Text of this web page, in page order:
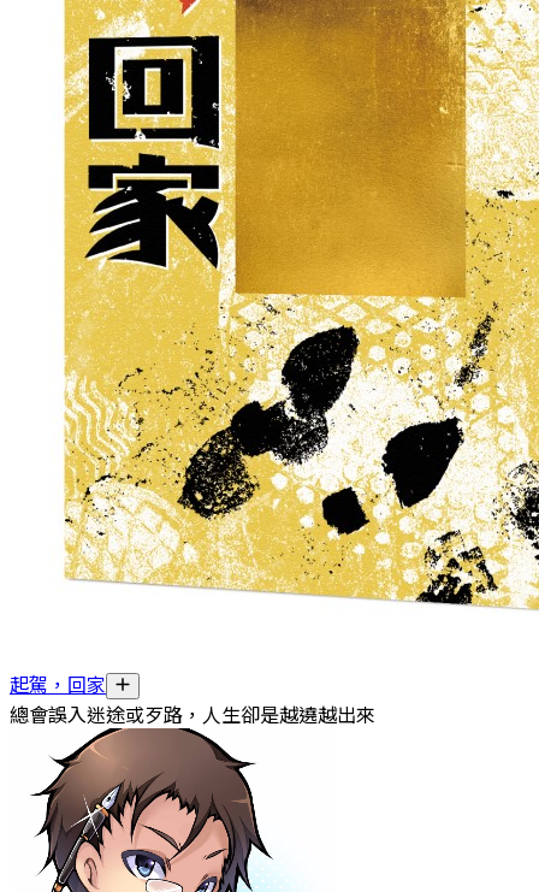
起駕，回家
總會誤入迷途或歹路，人生卻是越遶越出來